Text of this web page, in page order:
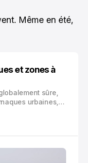
Même en été,
et zones à
sûre,
urbaines,
zones à surveiller